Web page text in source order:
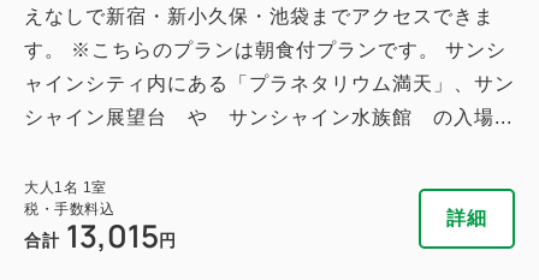
大人1名1 室
税・手数料込
合計 13,700円
えなしで新宿・新小久保・池袋までアクセスできま
す。 ※こちらのプランは朝食付プランです。 サンシ
ャインシティ内にある「プラネタリウム満天」、サン
シャイン展望台 や サンシャイン水族館 の入場...
大人 1名 1室
税・手数料込
合計 13,015 円
詳細